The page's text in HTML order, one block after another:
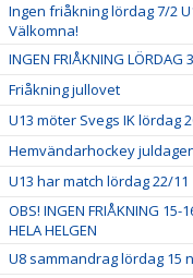
Ingen friåkning lördag 7/2
Välkomna!
INGEN FRIÅKNING LÖRDAG
Friåkning jullovet
U13 möter Svegs IK lördag
Hemvändarhockey
U13 har match lördag 22/11
OBS! INGEN FRIÅKNING 15-
HELA HELGEN
U8 sammandrag lördag 15